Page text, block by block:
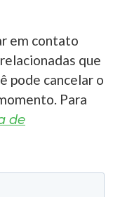
em contato
que
pode cancelar o
Para
de